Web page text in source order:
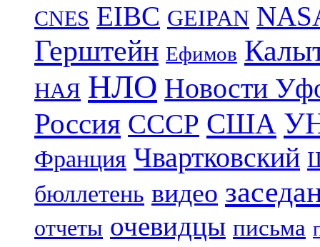
CNES EIBC GEIPAN
Герштейн Ефимов
НАЯ НЛО Новости
Россия СССР США
Франция Чвартковский
бюллетень видео
отчеты очевидцы письма